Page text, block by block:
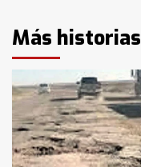
Más historias